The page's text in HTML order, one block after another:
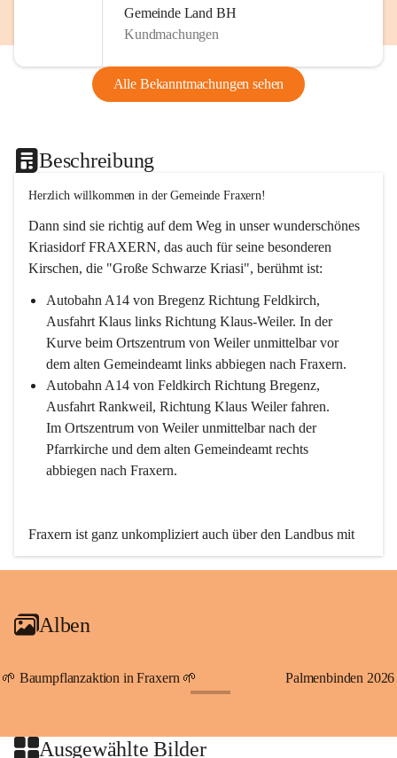
Gemeinde Land BH
Kundmachungen
Alle Bekanntmachungen sehen
Beschreibung
Herzlich willkommen in der Gemeinde Fraxern!
Dann sind sie richtig auf dem Weg in unser wunderschönes
Kriasidorf FRAXERN, das auch für seine besonderen
Kirschen, die "Große Schwarze Kriasi", berühmt ist:
Autobahn A14 von Bregenz Richtung Feldkirch,
Ausfahrt Klaus links Richtung Klaus-Weiler. In der
Kurve beim Ortszentrum von Weiler unmittelbar vor
dem alten Gemeindeamt links abbiegen nach Fraxern.
Autobahn A14 von Feldkirch Richtung Bregenz,
Ausfahrt Rankweil, Richtung Klaus Weiler fahren.
Im Ortszentrum von Weiler unmittelbar nach der
Pfarrkirche und dem alten Gemeindeamt rechts
abbiegen nach Fraxern.
Fraxern ist ganz unkompliziert auch über den Landbus mit
den öffentlichen Verkehrsmitteln zu erreichen. Die Linie
An Samstagen, Sonn- und Feiertagen können Sie bequem
persönlichen Linienbus zur gewünschten Zeit zu Ihrer
Haltestelle bestellen. Sowohl von Weiler kommend nach
beide Fahrten Weiler-Fraxern-Weiler.
Alben
🌱 Baumpflanzaktion in Fraxern 🌱 Palmenbinden 2026
Ausgewählte Bilder